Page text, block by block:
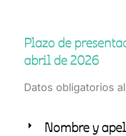
Plazo de
abril de 2026
Datos obligatorios
Nombre y